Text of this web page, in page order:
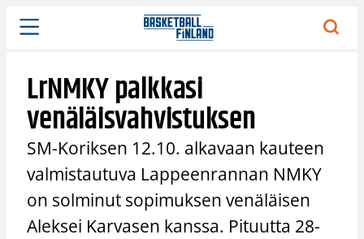
Siirry
sisältöön
LrNMKY palkkasi
venäläisvahvistuksen
SM-Koriksen 12.10. alkavaan kauteen
valmistautuva Lappeenrannan NMKY
on solminut sopimuksen venäläisen
Aleksei Karvasen kanssa. Pituutta 28-